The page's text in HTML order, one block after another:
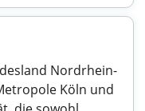
Nordrhein-
Köln und